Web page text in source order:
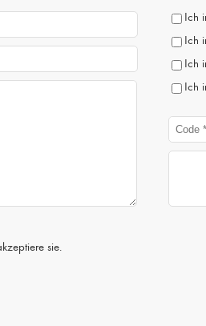
sie.
Ich
Ich
Ich
Ich